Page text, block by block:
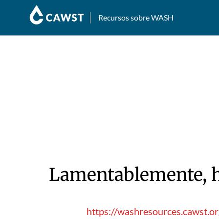
Recursos sobre WASH
Lamentablemente,
https://